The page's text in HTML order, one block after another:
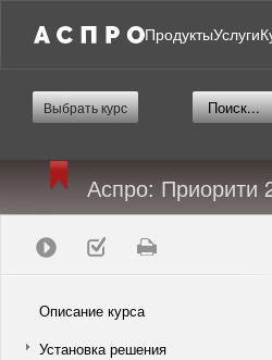
ПродуктыУслуги
Выбрать курс
Аспро: Приорити
Описание курса
Установка решения